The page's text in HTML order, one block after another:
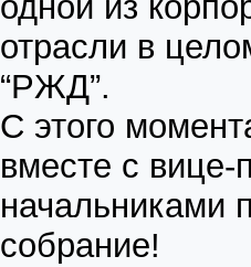
отрасли в
“РЖД”.
С этого
вместе с вице-
начальниками
собрание!